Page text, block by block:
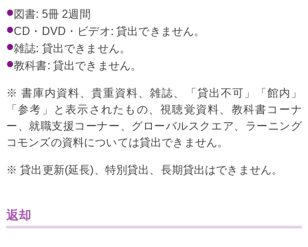
図書: 5冊 2週間
CD・DVD・ビデオ: 貸出できません。
雑誌: 貸出できません。
教科書: 貸出できません。
※ 書庫内資料、貴重資料、雑誌、「貸出不可」「館内」
「参考」と表示されたもの、視聴覚資料、教科書コーナ
ー、就職支援コーナー、グローバルスクエア、ラーニング
コモンズの資料については貸出できません。
※ 貸出更新(延長)、特別貸出、長期貸出はできません。
返却